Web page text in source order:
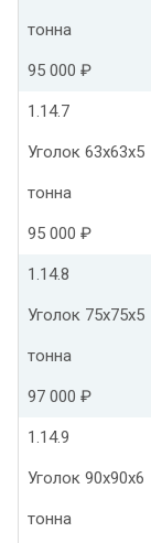
тонна
95 000 ₽
1.14.7
Уголок 63х63х5
тонна
95 000 ₽
1.14.8
Уголок 75х75х5
тонна
97 000 ₽
1.14.9
Уголок 90х90х6
тонна